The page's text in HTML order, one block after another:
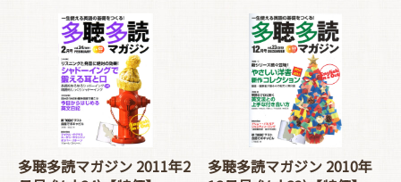
多聴多読マガジン 2011年2
多聴多読マガジン 2010年